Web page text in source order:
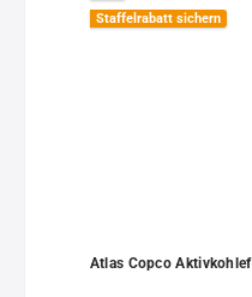
Staffelrabatt sichern
Atlas Copco